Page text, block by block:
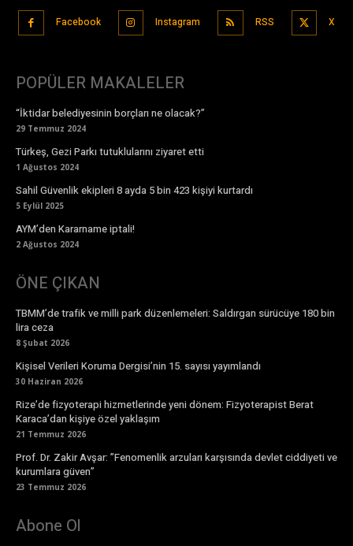
Facebook Instagram RSS X
POPÜLER MAKALELER
“İktidar belediyesinin borçları ne olacak?”
29 Temmuz 2024
Türkeş, Gezi Parkı tutuklularını ziyaret etti
1 Ağustos 2024
Sahil Güvenlik ekipleri 8 ayda 5 bin 423 kişiyi kurtardı
5 Eylül 2025
AYM’den Kararname iptali!
2 Ağustos 2024
ÖNE ÇIKAN
TBMM’de trafik ve milli park düzenlemeleri: Saldırgan sürücüye 180 bin
lira ceza
8 Şubat 2026
Kişisel Verileri Koruma Dergisi’nin 15. sayısı yayımlandı
30 Haziran 2026
Rize’de fizyoterapi hizmetlerinde yeni dönem: Fizyoterapist Berat
Karaca’dan kişiye özel yaklaşım
21 Temmuz 2026
Prof. Dr. Zakir Avşar: ”Fenomenlik arzuları karşısında devlet ciddiyeti ve
kurumlara güven”
23 Temmuz 2026
Abone Ol